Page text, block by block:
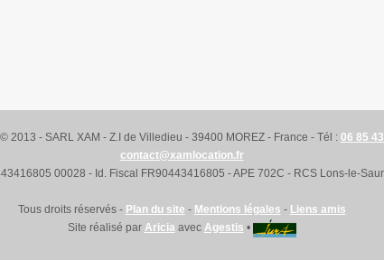
2013 - SARL XAM - Z.I de Villedieu - 39400 MOREZ - France - Tél : 06 85
contact@xamlocation.fr
00028 - Id. Fiscal FR90443416805 - APE 702C - RCS Lons-le-
Tous droits réservés - Plan du site - Mentions légales - Liens amis
Site réalisé par Ariciaavec Agestis •